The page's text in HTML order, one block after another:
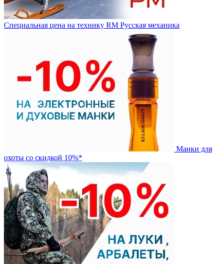
Специальная цена на технику RM Русская механика
Манки для
охоты со скидкой 10%*